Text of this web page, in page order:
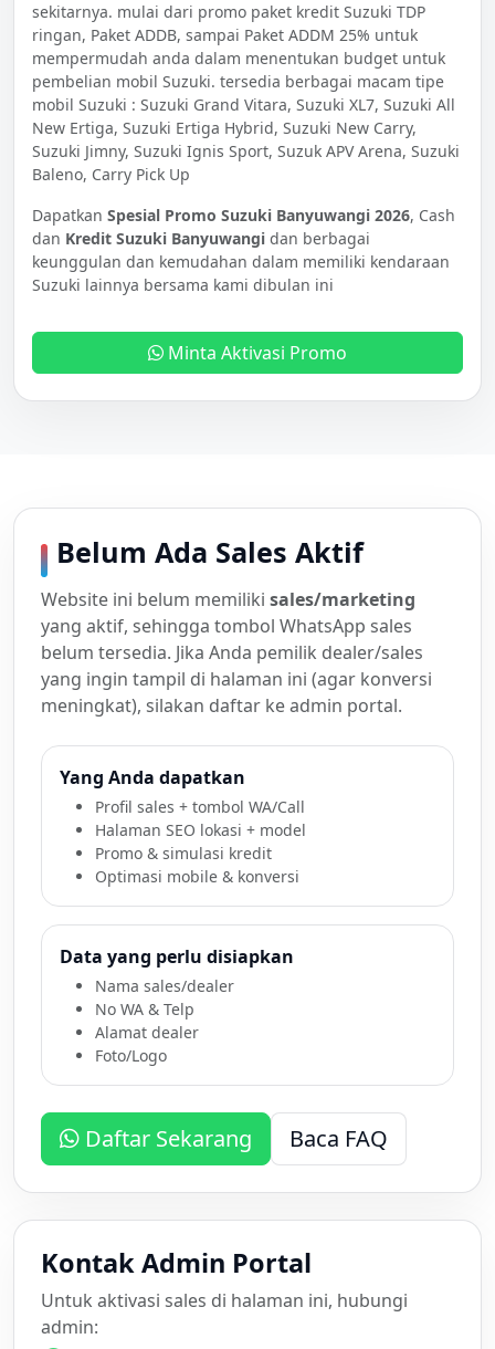
sekitarnya. mulai dari promo paket kredit Suzuki TDP
ringan, Paket ADDB, sampai Paket ADDM 25% untuk
mempermudah anda dalam menentukan budget untuk
pembelian mobil Suzuki. tersedia berbagai macam tipe
mobil Suzuki : Suzuki Grand Vitara, Suzuki XL7, Suzuki All
New Ertiga, Suzuki Ertiga Hybrid, Suzuki New Carry,
Suzuki Jimny, Suzuki Ignis Sport, Suzuk APV Arena, Suzuki
Baleno, Carry Pick Up
Dapatkan Spesial Promo Suzuki Banyuwangi 2026, Cash
dan Kredit Suzuki Banyuwangi dan berbagai
keunggulan dan kemudahan dalam memiliki kendaraan
Suzuki lainnya bersama kami dibulan ini
Minta Aktivasi Promo
Belum Ada Sales Aktif
Website ini belum memiliki sales/marketing
yang aktif, sehingga tombol WhatsApp sales
belum tersedia. Jika Anda pemilik dealer/sales
yang ingin tampil di halaman ini (agar konversi
meningkat), silakan daftar ke admin portal.
Yang Anda dapatkan
Profil sales + tombol WA/Call
Halaman SEO lokasi + model
Promo & simulasi kredit
Optimasi mobile & konversi
Data yang perlu disiapkan
Nama sales/dealer
No WA & Telp
Alamat dealer
Foto/Logo
Daftar Sekarang Baca FAQ
Kontak Admin Portal
Untuk aktivasi sales di halaman ini, hubungi
admin: